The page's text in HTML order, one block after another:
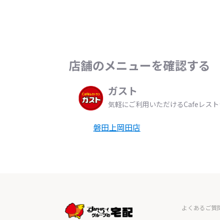
店舗のメニューを確認する
ガスト
気軽にご利用いただけるCafeレス
磐田上岡田店
よくあるご質